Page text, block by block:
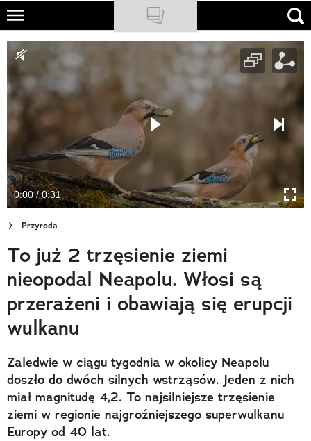
Skip
main
content
NATIONAL GEOGRAPHIC
TRAVELER
PODCASTY
Sklep
Newsletter
Cuda Polski
Wielki Konkurs Fotograficzny
Trendbook Podróżniczy
Polecane
0:00 / 0:31
Przyroda
To już 2 trzęsienie ziemi
nieopodal Neapolu. Włosi są
przerażeni i obawiają się erupcji
wulkanu
Zaledwie w ciągu tygodnia w okolicy Neapolu
doszło do dwóch silnych wstrząsów. Jeden z nich
miał magnitudę 4,2. To najsilniejsze trzęsienie
ziemi w regionie najgroźniejszego superwulkanu
Europy od 40 lat.